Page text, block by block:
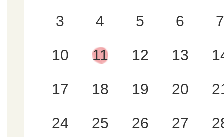
3 4 5 6 7
10 11 12 13
17 18 19 20
24 25 26 27